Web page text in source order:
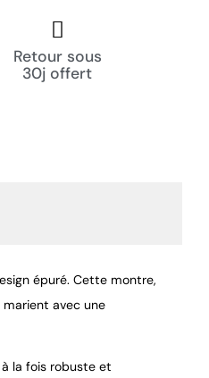
Retour sous
30j offert
épuré. Cette montre,
avec une
la fois robuste et